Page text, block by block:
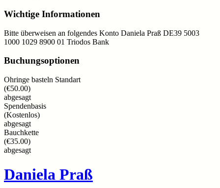
Wichtige Informationen
Bitte überweisen an folgendes Konto Daniela Praß DE39 5003
1000 1029 8900 01 Triodos Bank
Buchungsoptionen
Ohringe basteln Standart
(€50.00)
abgesagt
Spendenbasis
(Kostenlos)
abgesagt
Bauchkette
(€35.00)
abgesagt
Daniela Praß